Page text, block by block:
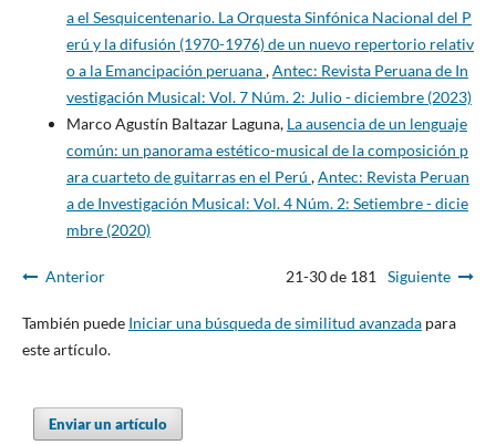
a el Sesquicentenario. La Orquesta Sinfónica Nacional del P
erú y la difusión (1970-1976) de un nuevo repertorio relativ
o a la Emancipación peruana,Antec: Revista Peruana de In
vestigación Musical: Vol. 7 Núm. 2: Julio - diciembre (2023)
Marco Agustín Baltazar Laguna, La ausencia de un lenguaje
común: un panorama estético-musical de la composición p
ara cuarteto de guitarras en el Perú ,Antec: Revista Peruan
a de Investigación Musical: Vol. 4 Núm. 2: Setiembre - dicie
mbre (2020)
Anterior 21-30 de 181 Siguiente
También puede Iniciar una búsqueda de similitud avanzadapara
este artículo.
Enviar un artículo